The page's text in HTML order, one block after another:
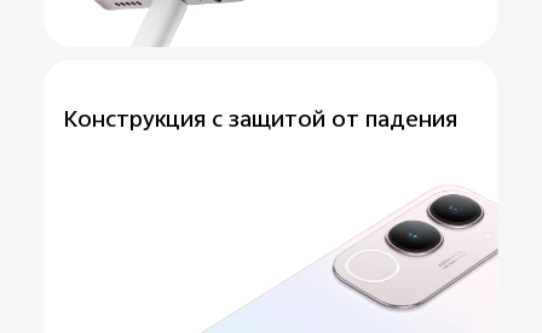
Конструкция сзащитой от падения